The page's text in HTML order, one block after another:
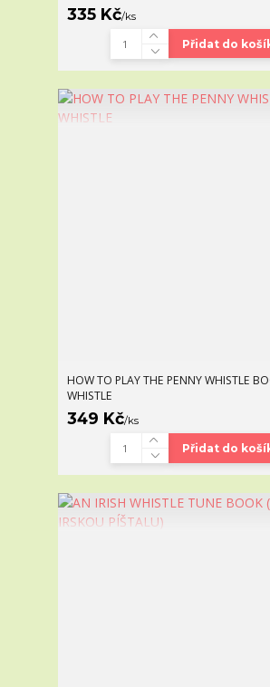
335 Kč/ks
Přidat do
HOW TO PLAY THE PENNY WHISTLE
WHISTLE
349 Kč/ks
Přidat do